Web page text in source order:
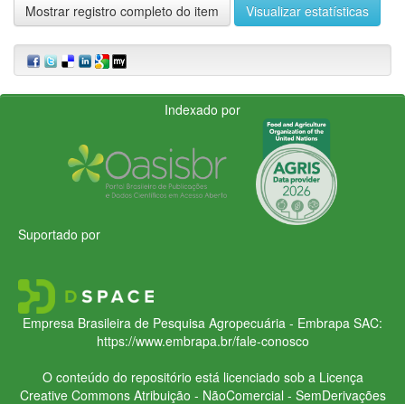
Mostrar registro completo do item Visualizar estatísticas
Indexado por
Suportado por
Empresa Brasileira de Pesquisa Agropecuária - Embrapa SAC:
https://www.embrapa.br/fale-conosco
O conteúdo do repositório está licenciado sob a Licença
Creative CommonsAtribuição - NãoComercial - SemDerivações